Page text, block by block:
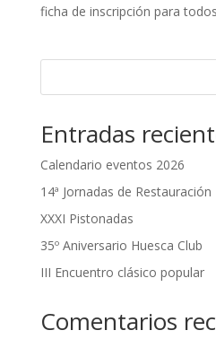
ficha de inscripción para
Entradas
Calendario eventos 2026
14ª Jornadas de Restauración
XXXI Pistonadas
35º Aniversario Huesca Club
III Encuentro clásico popular
Comentarios